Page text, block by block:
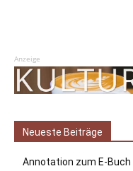
Anzeige
Neueste Beiträge
Annotation zum E-Buch